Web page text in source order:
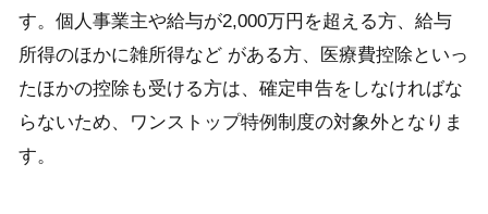
す。個人事業主や給与が2,000万円を超える方、給与
所得のほかに雑所得など がある方、医療費控除といっ
たほかの控除も受ける方は、確定申告をしなければな
らないため、ワンストップ特例制度の対象外となりま
す。